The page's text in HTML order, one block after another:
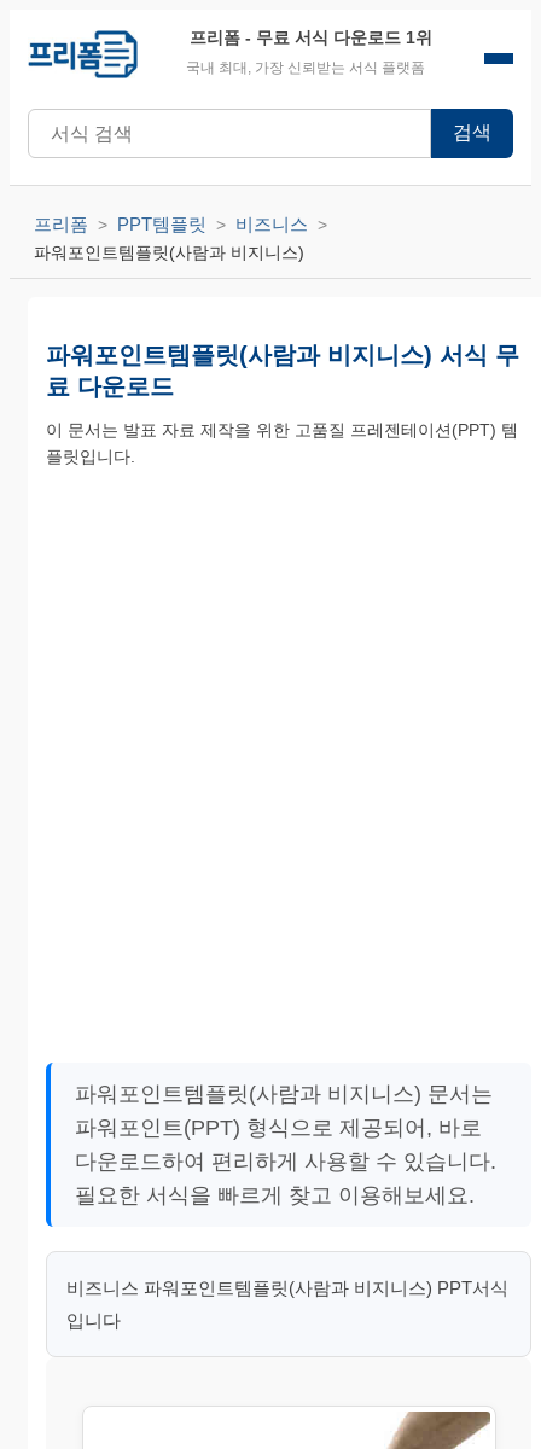
프리폼 - 무료 서식 다운로드 1위
국내 최대, 가장 신뢰받는 서식 플랫폼
검색
프리폼 PPT템플릿 비즈니스
파워포인트템플릿(사람과 비지니스)
파워포인트템플릿(사람과 비지니스) 서식 무
료 다운로드
이 문서는 발표 자료 제작을 위한 고품질 프레젠테이션(PPT) 템
플릿입니다.
파워포인트템플릿(사람과 비지니스) 문서는
파워포인트(PPT) 형식으로 제공되어, 바로
다운로드하여 편리하게 사용할 수 있습니다.
필요한 서식을 빠르게 찾고 이용해보세요.
비즈니스 파워포인트템플릿(사람과 비지니스) PPT서식
입니다